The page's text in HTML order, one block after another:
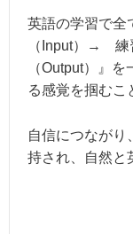
英語の学習で全
（Input）→ 練
（Output）』
る感覚を掴むこ
自信につながり
持され、自然と